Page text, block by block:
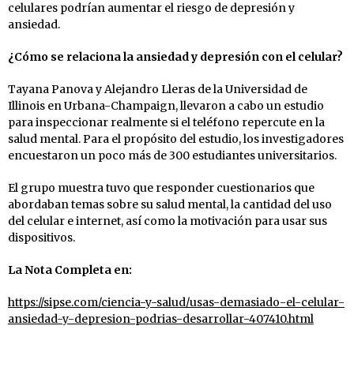
celulares podrían aumentar el riesgo de depresión y
ansiedad.
¿Cómo se relaciona la ansiedad y depresión con el celular?
Tayana Panova y Alejandro Lleras de la Universidad de
Illinois en Urbana-Champaign, llevaron a cabo un estudio
para inspeccionar realmente si el teléfono repercute en la
salud mental. Para el propósito del estudio, los investigadores
encuestaron un poco más de 300 estudiantes universitarios.
El grupo muestra tuvo que responder cuestionarios que
abordaban temas sobre su salud mental, la cantidad del uso
del celular e internet, así como la motivación para usar sus
dispositivos.
La Nota Completa en:
https://sipse.com/ciencia-y-salud/usas-demasiado-el-celular-
ansiedad-y-depresion-podrias-desarrollar-407410.html